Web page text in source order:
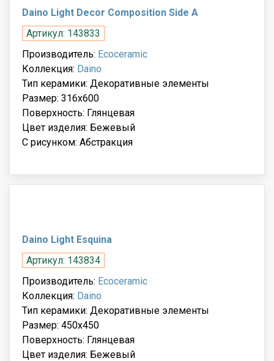
Daino Light Decor Composition Side A
Артикул: 143833
Производитель: Ecoceramic
Коллекция: Daino
Тип керамики: Декоративные элементы
Размер: 316x600
Поверхность: Глянцевая
Цвет изделия: Бежевый
С рисунком: Абстракция
Daino Light Esquina
Артикул: 143834
Производитель: Ecoceramic
Коллекция: Daino
Тип керамики: Декоративные элементы
Размер: 450x450
Поверхность: Глянцевая
Цвет изделия: Бежевый